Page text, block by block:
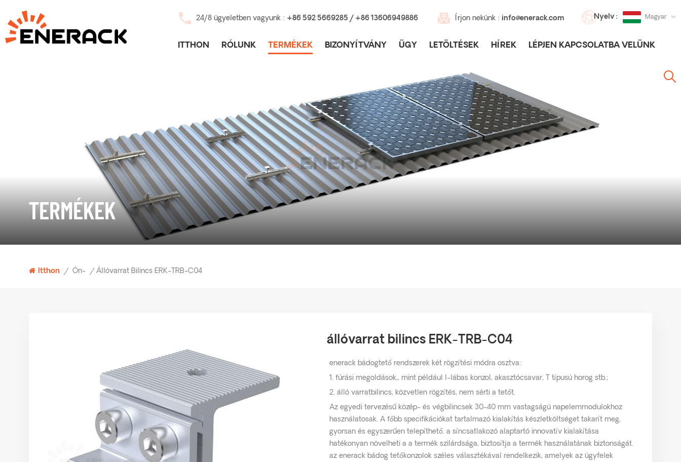
24/8 ügyeletben vagyunk : +86 592 5669285 / +86 13606949886 Írjon nekünk : info@enerack.com Nyelv : Magyar
ITTHON RÓLUNK TERMÉKEK BIZONYÍTVÁNY ÜGY LETÖLTÉSEK HÍREK LÉPJEN KAPCSOLATBA VELÜNK
TERMÉKEK
Itthon / Ón- / Állóvarrat Bilincs ERK-TRB-C04
állóvarrat bilincs ERK-TRB-C04
enerack bádogtető rendszerek két rögzítési módra osztva:
1. fúrási megoldások,, mint például l-lábas konzol, akasztócsavar, T típusú horog stb.;
2. álló varratbilincs, közvetlen rögzítés, nem sérti a tetőt.
Az egyedi tervezésű közép- és végbilincsek 30-40 mm vastagságú napelemmodulokhoz
használatosak. A főbb specifikációkat tartalmazó kialakítás készletköltséget takarít meg,
gyorsan és egyszerűen telepíthető. a síncsatlakozó alaptartó innovatív kialakítása
hatékonyan növelheti a a termék szilárdsága, biztosítja a termék használatának biztonságát.
az enerack bádog tetőkonzolok széles választékával rendelkezik, amelyek az ügyfelek